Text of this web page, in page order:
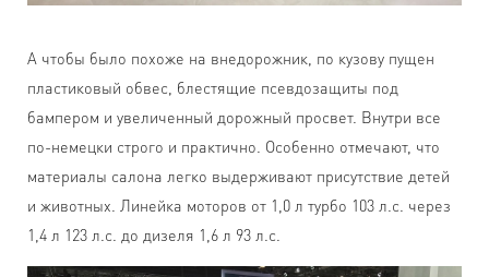
А чтобы было похоже на внедорожник, по кузову пущен
пластиковый обвес, блестящие псевдозащиты под
бампером и увеличенный дорожный просвет. Внутри все
по-немецки строго и практично. Особенно отмечают, что
материалы салона легко выдерживают присутствие детей
и животных. Линейка моторов от 1,0 л турбо 103 л.с. через
1,4 л 123 л.с. до дизеля 1,6 л 93 л.с.